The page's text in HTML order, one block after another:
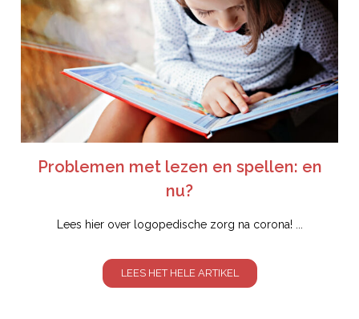
Problemen met lezen en spellen: en
nu?
Lees hier over logopedische zorg na corona! ...
LEES HET HELE ARTIKEL